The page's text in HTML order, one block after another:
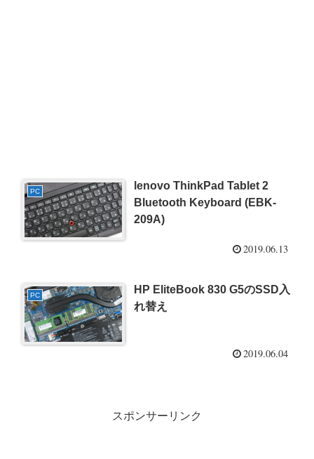
PC
lenovo ThinkPad Tablet 2
Bluetooth Keyboard (EBK-
209A)
2019.06.13
PC
HP EliteBook 830 G5のSSD入
れ替え
2019.06.04
スポンサーリンク